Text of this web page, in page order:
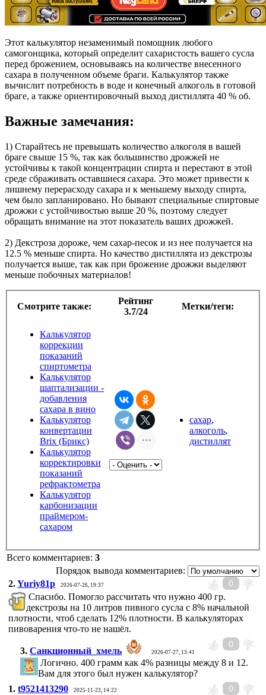
Этот калькулятор незаменимый помощник любого
самогонщика, который определит сахаристость вашего сусла
перед брожением, основываясь на количестве внесенного
сахара в полученном объеме браги. Калькулятор также
вычислит потребность в воде и конечный алкоголь в готовой
браге, а также ориентировочный выход дистиллята 40 % об.
Важные замечания:
1) Старайтесь не превышать количество алкоголя в вашей
браге свыше 15 %, так как большинство дрожжей не
устойчивы к такой концентрации спирта и перестают в этой
среде сбраживать оставшиеся сахара. Это может привести к
лишнему перерасходу сахара и к меньшему выходу спирта,
чем было запланировано. Но бывают специальные спиртовые
дрожжи с устойчивостью выше 20 %, поэтому следует
обращать внимание на этот показатель ваших дрожжей.
2) Декстроза дороже, чем сахар-песок и из нее получается на
12.5 % меньше спирта. Но качество дистиллята из декстрозы
получается выше, так как при брожение дрожжи выделяют
меньше побочных материалов!
Смотрите также:
Рейтинг
3.7/24
Метки/теги:
Калькулятор
коррекции
показаний
спиртометра
Калькулятор
шаптализации -
добавления
сахара в вино
Калькулятор
конвертации
Brix (Брикс)
Калькулятор
корректировки
показаний
рефрактометра
Калькулятор
карбонизации
праймером-
сахаром
сахар,
алкоголь,
дистиллят
Всего комментариев: 3
Порядок вывода комментариев:
0
2.Yuriy81p 2026-07-26, 19:37
Спасибо. Помогло рассчитать что нужно 400 гр.
декстрозы на 10 литров пивного сусла с 8% начальной
плотности, чтоб сделать 12% плотности. В калькуляторах
пивоварения что-то не нашёл.
0
3. Санкционный_хмель 2026-07-27, 13:41
Логично. 400 грамм как 4% разницы между 8 и 12.
Вам для этого был нужен калькулятор?
0
1. t9521413290 2025-11-23, 14:22